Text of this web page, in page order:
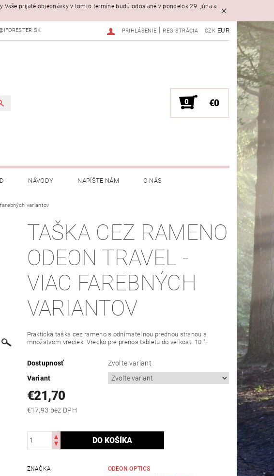
Vaše prijaté objednávky v tomto termíne budú odoslané v pondelok 29. júna a
CZK EUR
PRIHLÁSENIE REGISTRÁCIA
0 €0
NÁVODY NAPÍŠTE NÁM O NÁS
variantov
TAŠKA CEZ RAMENO
ODEON TRAVEL -
VIAC FAREBNÝCH
VARIANTOV
Praktická taška cez rameno s odnímateľnou prednou stranou a
množstvom vreciek. Vrecko pre prenos tabletu do veľkosti 10 ".
Dostupnosť
Zvoľte variant
Variant
€21,70
€17,93 bez DPH
ZNAČKA
ODEON OPTICS